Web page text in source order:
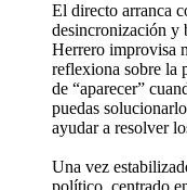
El directo arranca
desincronización y
Herrero improvisa
reflexiona sobre la
de “aparecer”
puedas
ayudar a resolver
Una vez